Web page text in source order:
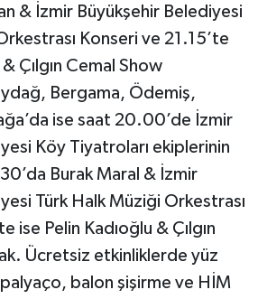
& İzmir Büyükşehir Belediyesi
Konseri ve 21.15’te
Çılgın Cemal Show
Bergama, Ödemiş,
ise saat 20.00’de İzmir
Köy Tiyatroları ekiplerinin
Burak Maral & İzmir
Türk Halk Müziği Orkestrası
ise Pelin Kadıoğlu & Çılgın
Ücretsiz etkinliklerde yüz
balon şişirme ve HİM